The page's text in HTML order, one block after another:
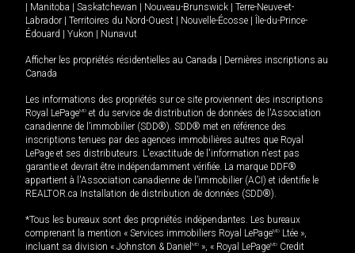
Manitoba Saskatchewan Nouveau-Brunswick
Terre-Neuve-et-
Labrador
Territoires du Nord-Ouest Nouvelle-Écosse
Île-du-Prince-
Édouard
Yukon Nunavut
Afficher les propriétés résidentielles au Canada
Dernières inscriptions au
Canada
Les informations des propriétés sur ce site proviennent des inscriptions
Royal LePageMD et du service de distribution de données de l'Association
canadienne de l’immobilier (SDD®). SDD® met en référence des
inscriptions tenues par des agences immobilières autres que Royal
LePage et ses distributeurs. L'exactitude de l'information n'est pas
garantie et devrait être indépendamment vérifiée. La marque DDF®
appartient à l'Association canadienne de l’immobilier (ACI) et identifie le
REALTOR.ca Installation de distribution de données (SDD®).
*Tous les bureaux sont des propriétés indépendantes. Les bureaux
comprenant la mention « Services immobiliers Royal LePageMD Ltée »,
incluant sa division « Johnston & Daniel MD », « Royal LePageMD Credit